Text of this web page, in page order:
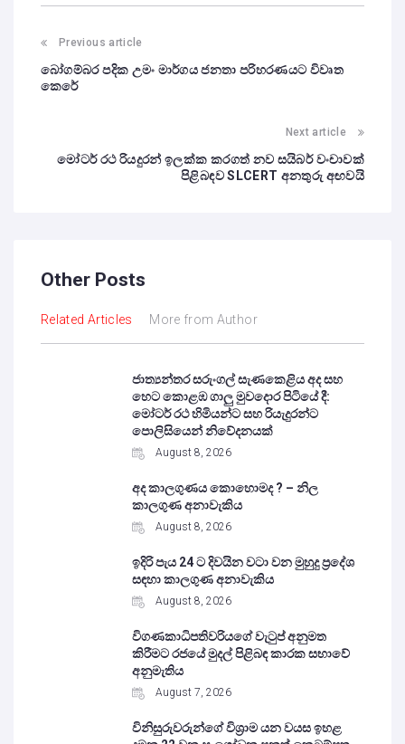
Previous article
බෝගම්බර පදික උමං මාර්ගය ජනතා පරිහරණයට විවෘත
කෙරේ
Next article
මෝටර් රථ රියදුරන් ඉලක්ක කරගත් නව සයිබර් වංචාවක්
පිළිබඳව SLCERT අනතුරු අඟවයි
Other Posts
Related Articles More from Author
ජාත්‍යන්තර සරුංගල් සැණකෙළිය අද සහ
හෙට කොළඹ ගාලු මුවදොර පිටියේ දී:
මෝටර් රථ හිමියන්ට සහ රියැදුරන්ට
පොලිසියෙන් නිවේදනයක්
August 8, 2026
අද කාලගුණය කොහොමද ? – නිල
කාලගුණ අනාවැකිය
August 8, 2026
ඉදිරි පැය 24 ට දිවයින වටා වන මුහුදු ප්‍රදේශ
සඳහා කාලගුණ අනාවැකිය
August 8, 2026
විගණකාධිපතිවරියගේ වැටුප් අනුමත
කිරීමට රජයේ මුදල් පිළිබඳ කාරක සභාවේ
අනුමැතිය
August 7, 2026
විනිසුරුවරුන්ගේ විශ්‍රාම යන වයස ඉහළ